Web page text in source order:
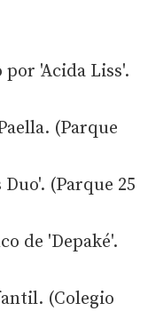
'Acida Liss'.
(Parque
(Parque 25
de 'Depaké'.
(Colegio